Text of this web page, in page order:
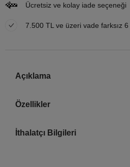
Ücretsiz ve kolay iade seçeneği
7.500 TL ve üzeri vade farksız 6
Açıklama
Özellikler
İthalatçı Bilgileri